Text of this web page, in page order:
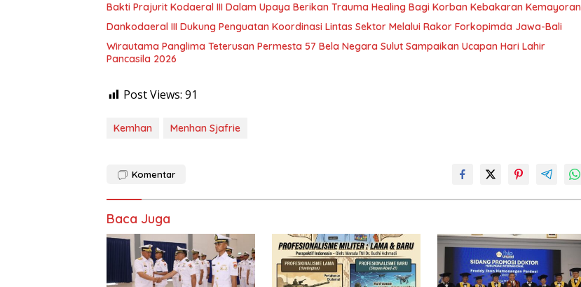
Bakti Prajurit Kodaeral III Dalam Upaya Berikan Trauma Healing Bagi Korban Kebakaran Kemayoran
Dankodaeral III Dukung Penguatan Koordinasi Lintas Sektor Melalui Rakor Forkopimda Jawa-Bali
Wirautama Panglima Teterusan Permesta 57 Bela Negara Sulut Sampaikan Ucapan Hari Lahir
Pancasila 2026
Post Views: 91
Kemhan Menhan Sjafrie
Komentar
Baca Juga